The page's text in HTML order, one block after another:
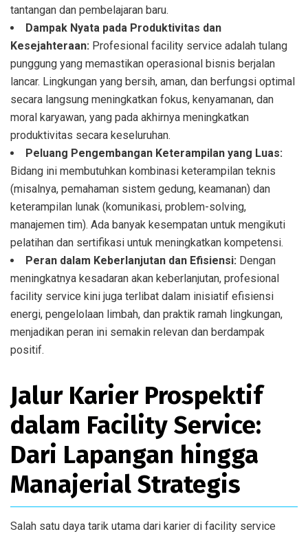
tantangan dan pembelajaran baru.
Dampak Nyata pada Produktivitas dan
Kesejahteraan: Profesional facility service adalah tulang
punggung yang memastikan operasional bisnis berjalan
lancar. Lingkungan yang bersih, aman, dan berfungsi optimal
secara langsung meningkatkan fokus, kenyamanan, dan
moral karyawan, yang pada akhirnya meningkatkan
produktivitas secara keseluruhan.
Peluang Pengembangan Keterampilan yang Luas:
Bidang ini membutuhkan kombinasi keterampilan teknis
(misalnya, pemahaman sistem gedung, keamanan) dan
keterampilan lunak (komunikasi, problem-solving,
manajemen tim). Ada banyak kesempatan untuk mengikuti
pelatihan dan sertifikasi untuk meningkatkan kompetensi.
Peran dalam Keberlanjutan dan Efisiensi: Dengan
meningkatnya kesadaran akan keberlanjutan, profesional
facility service kini juga terlibat dalam inisiatif efisiensi
energi, pengelolaan limbah, dan praktik ramah lingkungan,
menjadikan peran ini semakin relevan dan berdampak
positif.
Jalur Karier Prospektif
dalam Facility Service:
Dari Lapangan hingga
Manajerial Strategis
Salah satu daya tarik utama dari karier di facility service